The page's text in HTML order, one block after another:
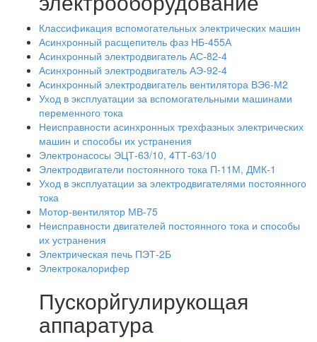
Классификация вспомогательных электрических машин
Асинхронный расщепитель фаз НБ-455А
Асинхронный электродвигатель АС-82-4
Асинхронный электродвигатель АЭ-92-4
Асинхронный электродвигатель вентилятора ВЭ6-М2
Уход в эксплуатации за вспомогательными машинами
переменного тока
Неисправности асинхронных трехфазных электрических
машин и способы их устранения
Электронасосы ЭЦТ-63/10, 4ТТ-63/10
Электродвигатели постоянного тока П-11М, ДМК-1
Уход в эксплуатации за электродвигателями постоянного
тока
Мотор-вентилятор МВ-75
Неисправности двигателей постоянного тока и способы
их устранения
Электрическая печь ПЭТ-2Б
Электрокалорифер
Пускорйгулирукощая
аппаратура